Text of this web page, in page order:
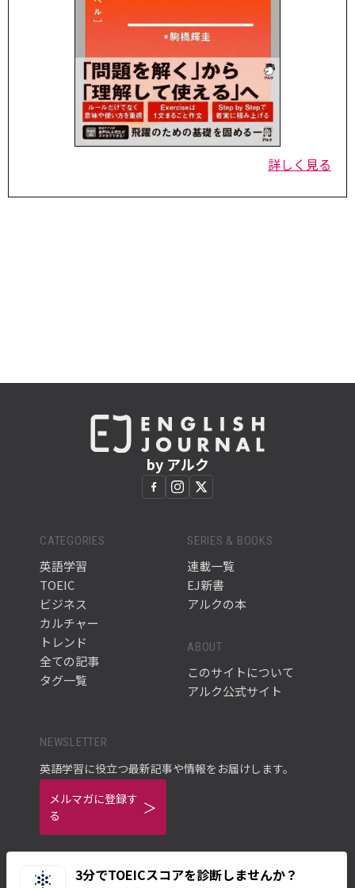
詳しく見る
3分でTOEICスコアを診断しませんか？
by アルク
CATEGORIES
英語学習
TOEIC
ビジネス
カルチャー
トレンド
全ての記事
タグ一覧
SERIES & BOOKS
連載一覧
EJ新書
アルクの本
ABOUT
このサイトについて
アルク公式サイト
NEWSLETTER
英語学習に役立つ最新記事や情報をお届けします。
メルマガに登録す
る